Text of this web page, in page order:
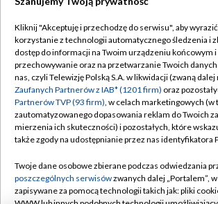
TVP
Abonament TVP
Emisja w TVP
Centrum informacji TVP
Naziemna Telewizja Cyfrowa
Rada Programowa
System NOS
Regulamin TVP
Polityka prywatności
Moje zgody
Pomoc
Kontakt
Kliknij "Akceptuję i przechodzę do serwisu", aby
korzystanie z technologii automatycznego śledzenia i
dostęp do informacji na Twoim urządzeniu końcowym i
przechowywanie oraz na przetwarzanie Twoich
nas, czyli Telewizję Polską S.A. w likwidacji (zwaną dalej
Zaufanych Partnerów z IAB* (1201 firm) oraz
Partnerów TVP (93 firm), w celach marketingowych (w
zautomatyzowanego dopasowania reklam do Twoich
mierzenia ich skuteczności) i pozostałych, które
także zgody na udostępnianie przez nas identyfikatora
Twoje dane osobowe zbierane podczas odwiedzania
poszczególnych serwisówzwanych dalej „Portalem”,
zapisywane za pomocą technologii takich jak: pliki